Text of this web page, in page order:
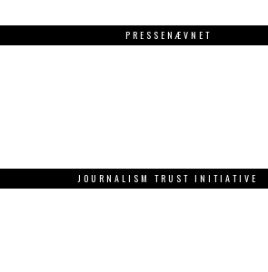
PRESSENÆVNET
JOURNALISM TRUST INITIATIVE